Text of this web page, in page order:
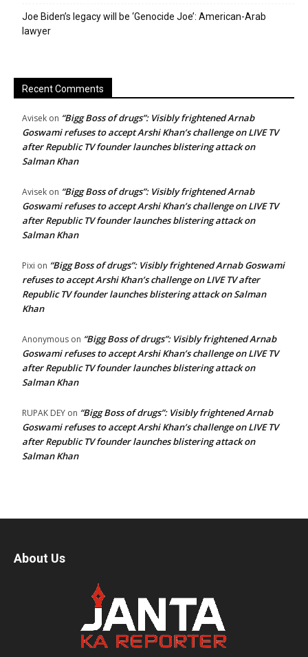
Joe Biden’s legacy will be ‘Genocide Joe’: American-Arab
lawyer
Recent Comments
Avisek on “Bigg Boss of drugs”: Visibly frightened Arnab
Goswami refuses to accept Arshi Khan’s challenge on LIVE TV
after Republic TV founder launches blistering attack on
Salman Khan
Avisek on “Bigg Boss of drugs”: Visibly frightened Arnab
Goswami refuses to accept Arshi Khan’s challenge on LIVE TV
after Republic TV founder launches blistering attack on
Salman Khan
Pixi on “Bigg Boss of drugs”: Visibly frightened Arnab Goswami
refuses to accept Arshi Khan’s challenge on LIVE TV after
Republic TV founder launches blistering attack on Salman
Khan
Anonymous on “Bigg Boss of drugs”: Visibly frightened Arnab
Goswami refuses to accept Arshi Khan’s challenge on LIVE TV
after Republic TV founder launches blistering attack on
Salman Khan
RUPAK DEY on “Bigg Boss of drugs”: Visibly frightened Arnab
Goswami refuses to accept Arshi Khan’s challenge on LIVE TV
after Republic TV founder launches blistering attack on
Salman Khan
About Us